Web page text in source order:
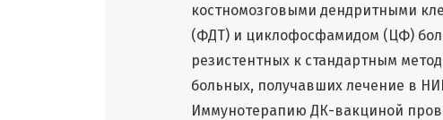
костномозговыми дендритными
(ФДТ) и циклофосфамидом (ЦФ)
резистентных к стандартным
больных, получавших лечение в
Иммунотерапию ДК-вакциной